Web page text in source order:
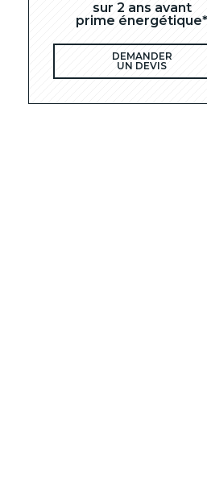
sur 2 ans avant
prime énergétique*
DEMANDER
UN DEVIS